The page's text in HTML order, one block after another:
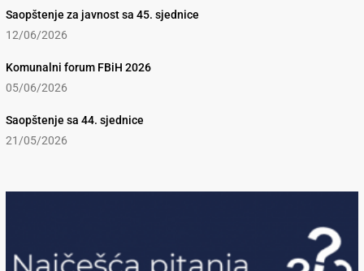
Saopštenje za javnost sa 45. sjednice
12/06/2026
Komunalni forum FBiH 2026
05/06/2026
Saopštenje sa 44. sjednice
21/05/2026